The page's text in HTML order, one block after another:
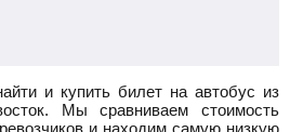
и купить билет на автобус из
Мы сравниваем стоимость
и находим самую низкую